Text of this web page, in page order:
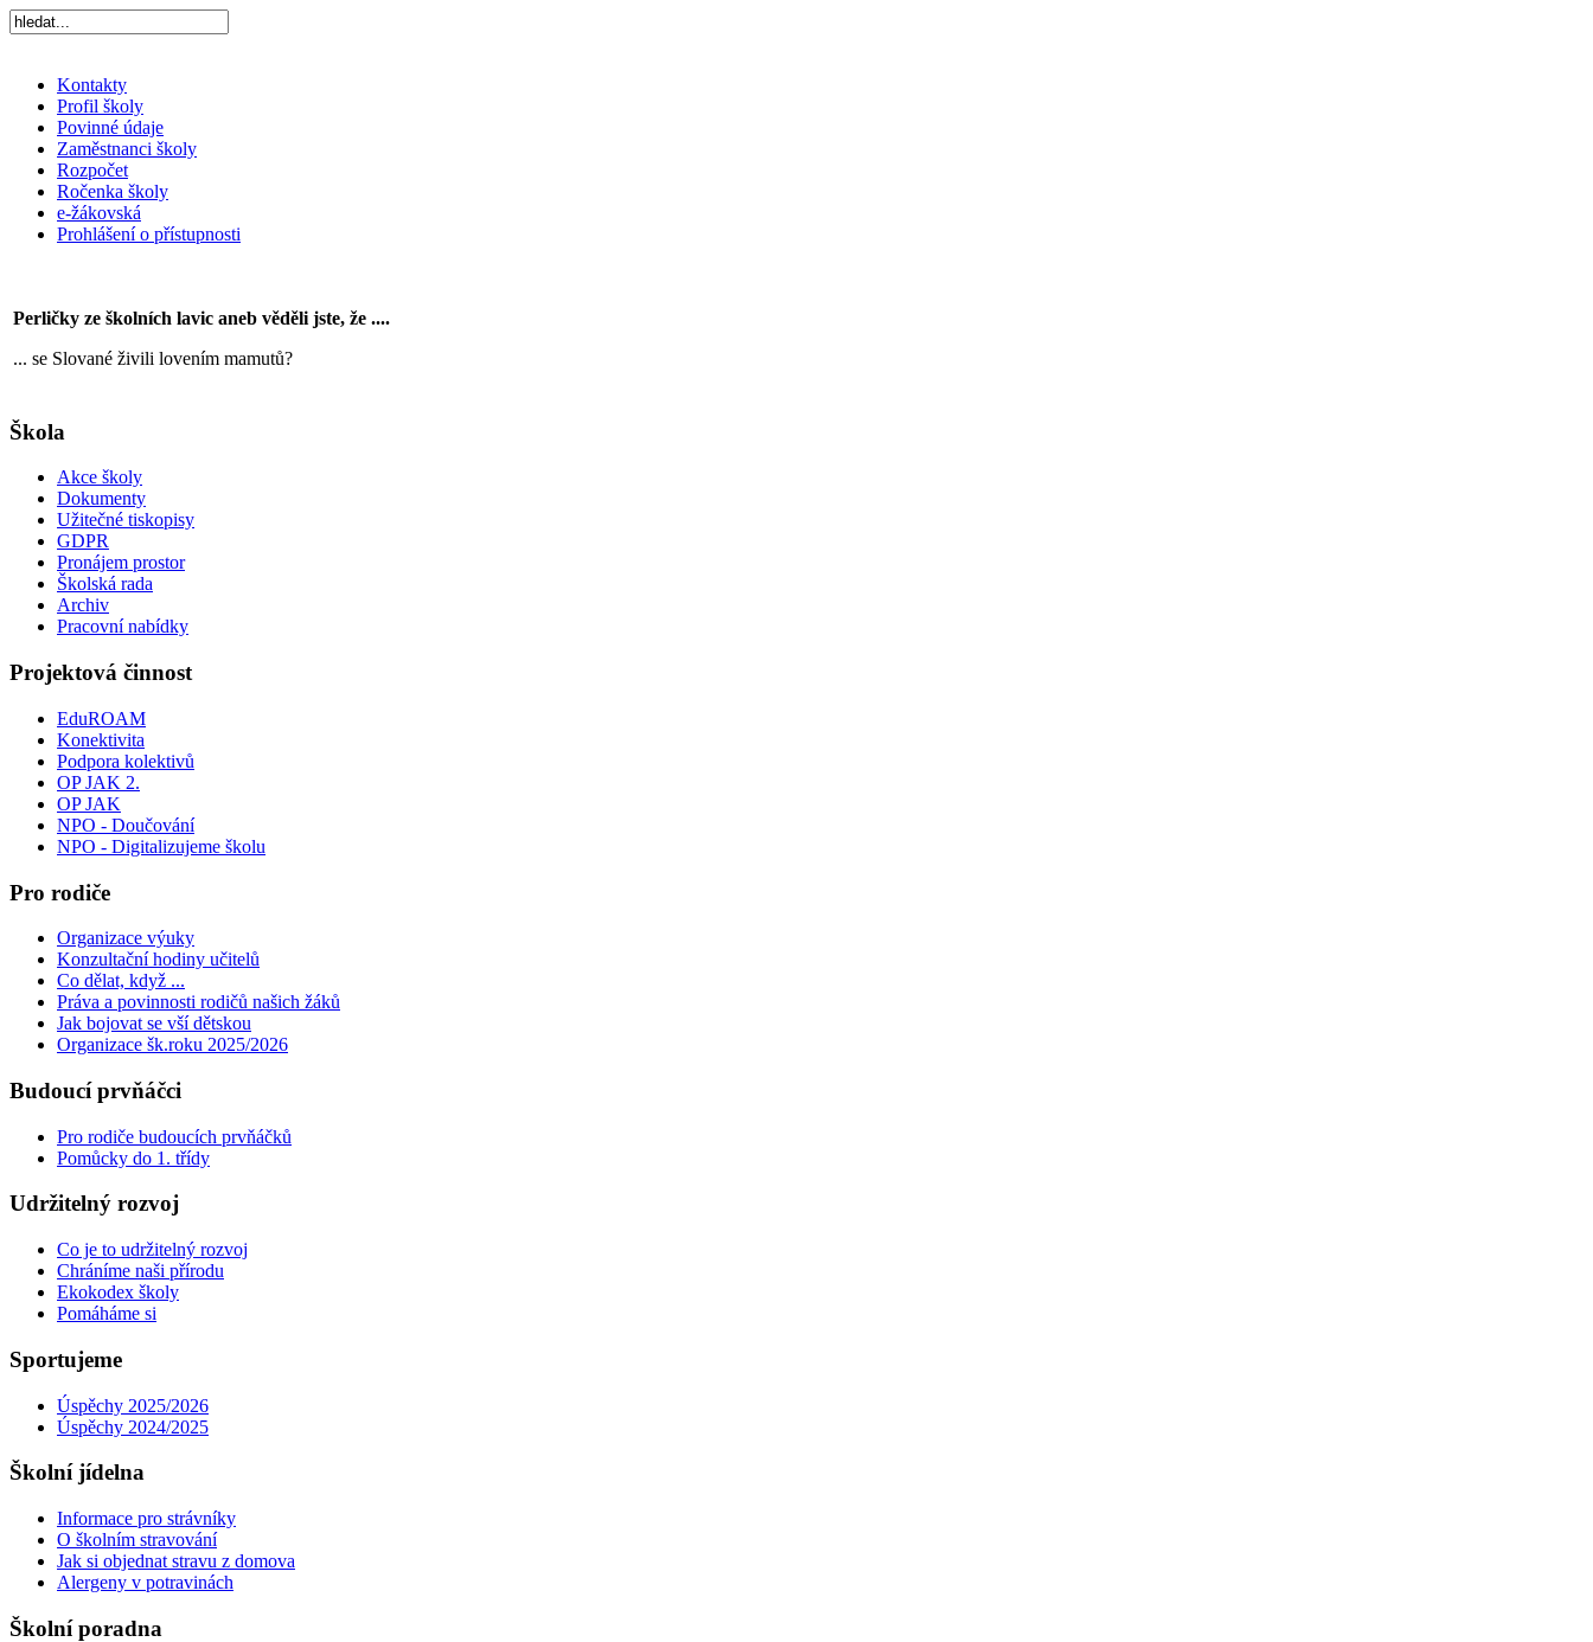
Kontakty
Profil školy
Povinné údaje
Zaměstnanci školy
Rozpočet
Ročenka školy
e-žákovská
Prohlášení o přístupnosti
Perličky ze školních lavic aneb věděli jste, že ....
... se Slované živili lovením mamutů?
Škola
Akce školy
Dokumenty
Užitečné tiskopisy
GDPR
Pronájem prostor
Školská rada
Archiv
Pracovní nabídky
Projektová činnost
EduROAM
Konektivita
Podpora kolektivů
OP JAK 2.
OP JAK
NPO - Doučování
NPO - Digitalizujeme školu
Pro rodiče
Organizace výuky
Konzultační hodiny učitelů
Co dělat, když ...
Práva a povinnosti rodičů našich žáků
Jak bojovat se vší dětskou
Organizace šk.roku 2025/2026
Budoucí prvňáčci
Pro rodiče budoucích prvňáčků
Pomůcky do 1. třídy
Udržitelný rozvoj
Co je to udržitelný rozvoj
Chráníme naši přírodu
Ekokodex školy
Pomáháme si
Sportujeme
Úspěchy 2025/2026
Úspěchy 2024/2025
Školní jídelna
Informace pro strávníky
O školním stravování
Jak si objednat stravu z domova
Alergeny v potravinách
Školní poradna